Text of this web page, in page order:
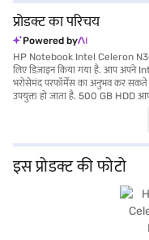
प्रोडक्ट का परिचय
Powered by
HP Notebook Intel Celeron
लिए डिज़ाइन किया गया है. आप अपने
भरोसेमंद परफॉर्मेंस का अनुभव कर सकते
उपयुक्त हो जाता है. 500 GB HDD
HP Notebook Windows 10 होम
है. बेसिक, फंक्शनल लैपटॉप की
Notebook Intel Celeron N3050
लैपटॉप उन लोगों के लिए एक
भरोसेमंद मशीन की आवश्यकता है.
या पार्टनर स्टोर पर जाएं और Easy
इस प्रोडक्ट की फोटो